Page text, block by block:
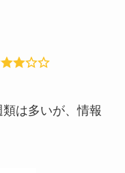
は多いが、情報